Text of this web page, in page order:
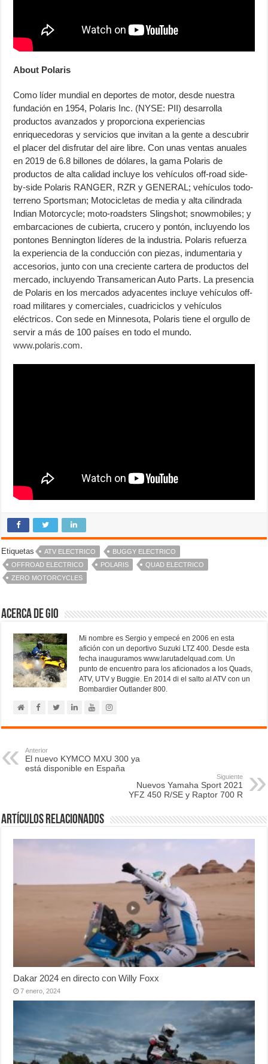
About Polaris
Como líder mundial en deportes de motor, desde nuestra
fundación en 1954, Polaris Inc. (NYSE: PII) desarrolla
productos avanzados y proporciona experiencias
enriquecedoras y servicios que invitan a la gente a descubrir
el placer del disfrutar del aire libre. Con unas ventas anuales
en 2019 de 6.8 billones de dólares, la gama Polaris de
productos de alta calidad incluye los vehículos off-road side-
by-side Polaris RANGER, RZR y GENERAL; vehículos todo-
terreno Sportsman; Motocicletas de media y alta cilindrada
Indian Motorcycle; moto-roadsters Slingshot; snowmobiles; y
embarcaciones de cubierta, crucero y pontón, incluyendo los
pontones Bennington líderes de la industria. Polaris refuerza
la experiencia de la conducción con piezas, indumentaria y
accesorios, junto con una creciente cartera de productos del
mercado, incluyendo Transamerican Auto Parts. La presencia
de Polaris en los mercados adyacentes incluye vehículos off-
road militares y comerciales, cuadriciclos y vehículos
eléctricos. Con sede en Minnesota, Polaris tiene el orgullo de
servir a más de 100 países en todo el mundo.
www.polaris.com.
Etiquetas ATV ELECTRICO
BUGGY ELECTRICO
OFFROAD ELECTRICO
POLARIS
QUAD ELECTRICO
ZERO MOTORCYCLES
Acerca de Gio
Mi nombre es Sergio y empecé en 2006 en esta
afición con un deportivo Suzuki LTZ 400. Desde esta
fecha inauguramos www.larutadelquad.com. Un
punto de encuentro para los aficionados a los Quads,
ATV, UTV y Buggie. En 2014 di el salto al ATV con un
Bombardier Outlander 800.
Anterior
El nuevo KYMCO MXU 300 ya
está disponible en España
Siguiente
Nuevos Yamaha Sport 2021
YFZ 450 R/SE y Raptor 700 R
Artículos relacionados
Dakar 2024 en directo con Willy Foxx
7 enero, 2024